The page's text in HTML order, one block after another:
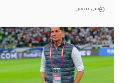
قبل سنتين